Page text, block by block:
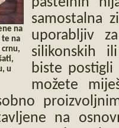
na
te na
u
samostalna
uporabljiv
silikonskih
biste
možete
na